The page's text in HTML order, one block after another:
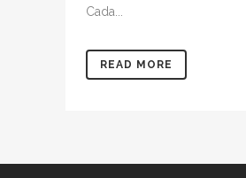
Cada...
READ MORE